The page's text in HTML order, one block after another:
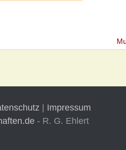
Impressum
- R. G. Ehlert